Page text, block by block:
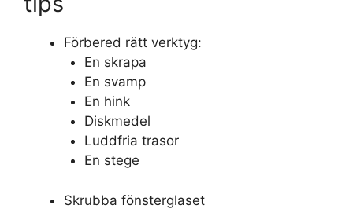
Förbered rätt verktyg:
En skrapa
En svamp
En hink
Diskmedel
Luddfria trasor
En stege
Skrubba fönsterglaset